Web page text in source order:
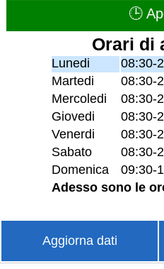
🕒
Orari di
Lunedi
08:30-
Martedi
08:30-
Mercoledi
08:30-
Giovedi
08:30-
Venerdi
08:30-
Sabato
08:30-
Domenica
09:30-
Adesso sono le
Aggiorna dati